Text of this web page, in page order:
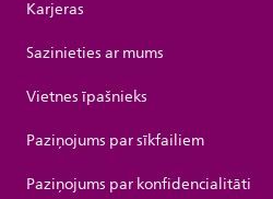
Karjeras
Sazinieties ar mums
Vietnes īpašnieks
Paziņojums par sīkfailiem
Paziņojums par konfidencialitāti